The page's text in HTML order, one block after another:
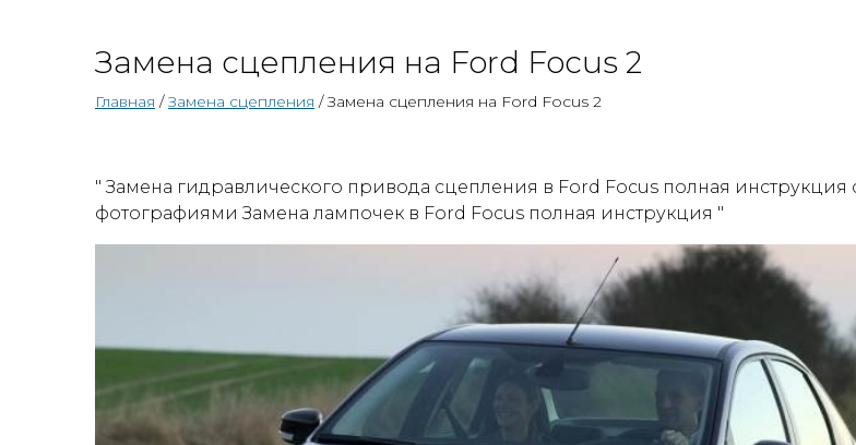
Замена сцепления на Ford Focus 2
Главная /Замена сцепления / Замена сцепления на Ford Focus 2
" Замена гидравлического привода сцепления в Ford Focus полная инструкция
фотографиями Замена лампочек в Ford Focus полная инструкция "